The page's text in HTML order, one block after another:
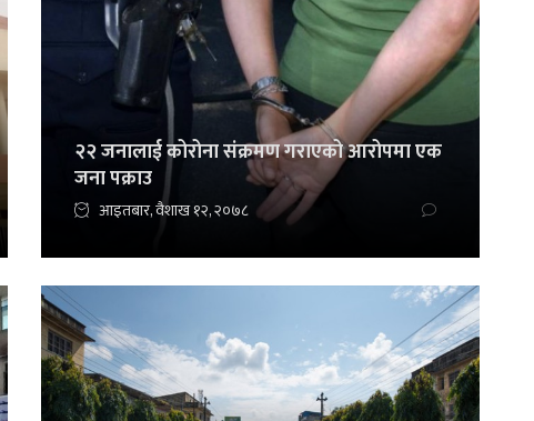
२२ जनालाई कोरोना संक्रमण गराएको आरोपमा एक
जना पक्राउ
आइतबार, वैशाख १२, २०७८